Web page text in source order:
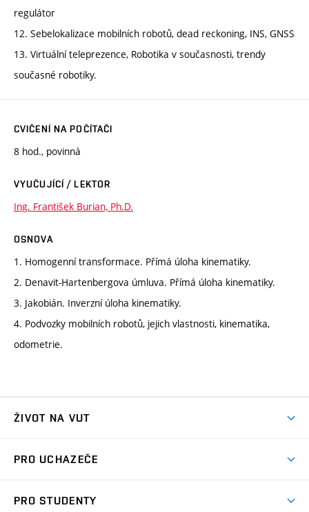
regulátor
12. Sebelokalizace mobilních robotů, dead reckoning, INS, GNSS
13. Virtuální teleprezence, Robotika v současnosti, trendy
současné robotiky.
CVIČENÍ NA POČÍTAČI
8 hod., povinná
VYUČUJÍCÍ / LEKTOR
Ing. František Burian, Ph.D.
OSNOVA
1. Homogenní transformace. Přímá úloha kinematiky.
2. Denavit-Hartenbergova úmluva. Přímá úloha kinematiky.
3. Jakobián. Inverzní úloha kinematiky.
4. Podvozky mobilních robotů, jejich vlastnosti, kinematika,
odometrie.
ŽIVOT NA VUT
Koleje
PRO UCHAZEČE
PRO STUDENTY